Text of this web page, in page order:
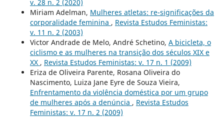
v. 28 n. 2 (2020)
Miriam Adelman, Mulheres atletas: re-significações da
corporalidade feminina , Revista Estudos Feministas:
v. 11 n. 2 (2003)
Victor Andrade de Melo, André Schetino, A bicicleta, o
ciclismo e as mulheres na transição dos séculos XIX e
XX , Revista Estudos Feministas: v. 17 n. 1 (2009)
Eriza de Oliveira Parente, Rosana Oliveira do
Nascimento, Luiza Jane Eyre de Souza Vieira,
Enfrentamento da violência doméstica por um grupo
de mulheres após a denúncia , Revista Estudos
Feministas: v. 17 n. 2 (2009)